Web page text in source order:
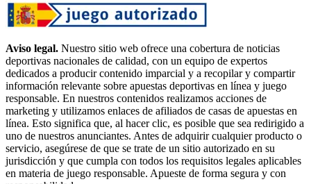
Aviso legal. Nuestro sitio web ofrece una cobertura de noticias
deportivas nacionales de calidad, con un equipo de expertos
dedicados a producir contenido imparcial y a recopilar y compartir
información relevante sobre apuestas deportivas en línea y juego
responsable. En nuestros contenidos realizamos acciones de
marketing y utilizamos enlaces de afiliados de casas de apuestas en
línea. Esto significa que, al hacer clic, es posible que sea redirigido a
uno de nuestros anunciantes. Antes de adquirir cualquier producto o
servicio, asegúrese de que se trate de un sitio autorizado en su
jurisdicción y que cumpla con todos los requisitos legales aplicables
en materia de juego responsable. Apueste de forma segura y con